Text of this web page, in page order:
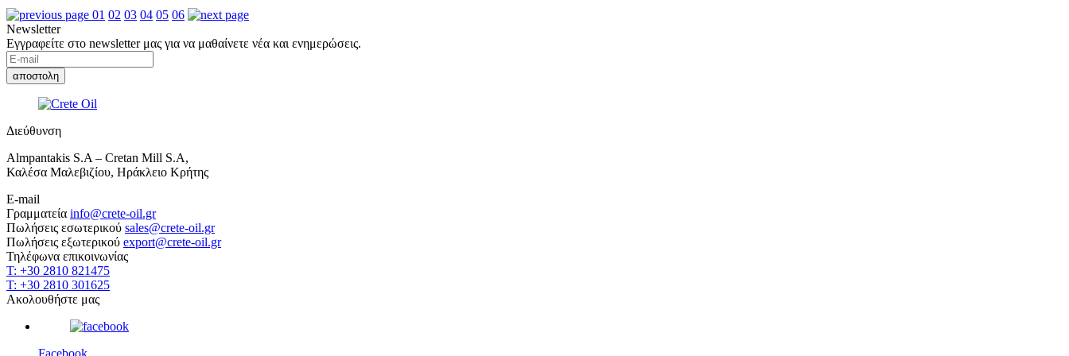
01 02 03 04 05 06
Newsletter
Εγγραφείτε στο newsletter μας για να μαθαίνετε νέα και ενημερώσεις.
Διεύθυνση
Almpantakis S.A – Cretan Mill S.A,
Καλέσα Μαλεβιζίου, Ηράκλειο Κρήτης
E-mail
Γραμματεία info@crete-oil.gr
Πωλήσεις εσωτερικού sales@crete-oil.gr
Πωλήσεις εξωτερικού export@crete-oil.gr
Τηλέφωνα επικοινωνίας
T: +30 2810 821475
T: +30 2810 301625
Ακολουθήστε μας
Facebook